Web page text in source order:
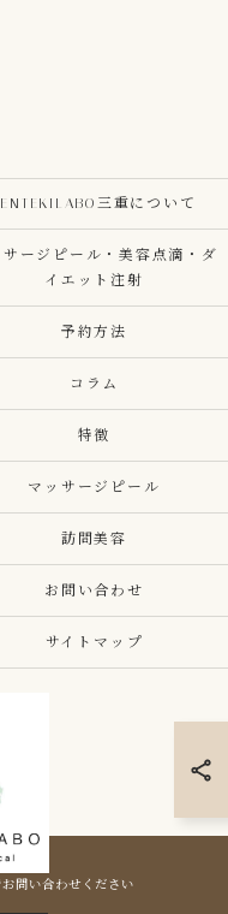
問い合わせください
三重について
サージピール・美容点滴・ダ
イエット注射
予約方法
コラム
特徴
マッサージピール
訪問美容
お問い合わせ
サイトマップ